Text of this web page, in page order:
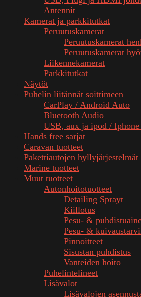
Antennit
Kamerat ja parkkitutkat
Peruutuskamerat
Peruutuskamerat
Peruutuskamerat
Liikennekamerat
Parkkitutkat
Näytöt
Puhelin liitännät soittimeen
CarPlay / Android Auto
Bluetooth Audio
USB, aux ja ipod /
Hands free sarjat
Caravan tuotteet
Pakettiautojen hyllyjärjestelmät
Marine tuotteet
Muut tuotteet
Autonhoitotuotteet
Detailing Sprayt
Kiillotus
Pesu- &
Pesu- &
Pinnoitteet
Sisustan puhdistus
Vanteiden hoito
Puhelintelineet
Lisävalot
Lisävalojen